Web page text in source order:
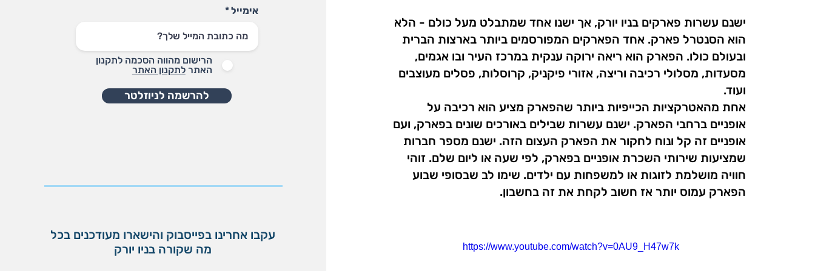
אימייל
הרישום מהווה הסכמה לתקנון
האתר לתקנון האתר
להרשמה לניוזלטר
עקבו אחרינו בפייסבוק והישארו מעודכנים בכל
מה שקורה בניו יורק
ישנם עשרות פארקים בניו יורק, אך ישנו אחד שמתבלט מעל כולם - הלא
הוא הסנטרל פארק. אחד הפארקים המפורסמים ביותר בארצות הברית
ובעולם כולו. הפארק הוא ריאה ירוקה ענקית במרכז העיר ובו אגמים,
מסעדות, מסלולי רכיבה וריצה, אזורי פיקניק, קרוסלות, פסלים מעוצבים
ועוד.
אחת מהאטרקציות הכייפיות ביותר שהפארק מציע הוא רכיבה על
אופניים ברחבי הפארק. ישנם עשרות שבילים באורכים שונים בפארק, ועם
אופניים זה קל ונוח לחקור את הפארק העצום הזה. ישנם מספר חברות
שמציעות שירותי השכרת אופניים בפארק, לפי שעה או ליום שלם. זוהי
חוויה מושלמת לזוגות או למשפחות עם ילדים. שימו לב שבסופי שבוע
הפארק עמוס יותר אז חשוב לקחת את זה בחשבון.
https://www.youtube.com/watch?v=0AU9_H47w7k